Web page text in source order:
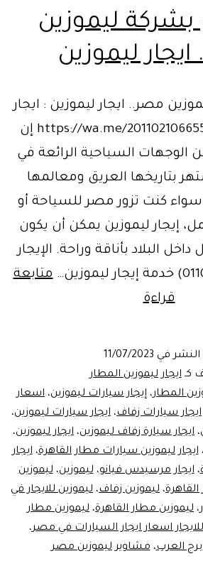
بشركة ليموزين
ليموزين
مصر.. ايجار ليموزين : ايجار
ليموزين المطار https://wa.me/201102106655 إن
السياحية الرائعة في
بتاريخها العريق ومعالمها
سواء كنت تزور مصر للسياحة أو
إيجار ليموزين يمكن أن يكون
داخل البلاد بأناقة وراحة. الإيجار
متابعة
قراءةالاتصال
ليموزين
مصر..
ايجار
ليموزين
النشر في 11/07/2023
كـايجار ليموزين المطار
المطار، إيجار سيارات ليموزين، اسعار
ايجار سيارات زفاف، ايجار سيارات ليموزين،
، ايجار سيارة زفاف ليموزين، ايجار ليموزين،
ايجار ليموزين سيارات مطار القاهرة،ايجار
،ايجار مرسيدس فيانو،ليموزين،ليموزين
القاهرة، ليموزين زفاف، ليموزين للايجار في
، ليموزين مطار القاهرة، ليموزين مطار
اسعار ايجار السيارات في مصر،
العرب،مشاوير ليموزين مصر